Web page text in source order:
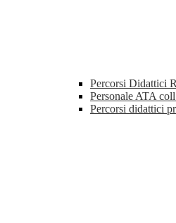
Percorsi Didattici
Personale ATA
Percorsi didattici